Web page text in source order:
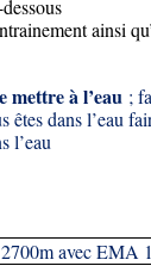
ainsi
mettre à l’eau ;
dans l’eau
l’eau
avec EMA